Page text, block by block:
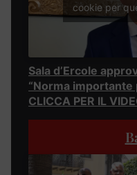
cookie per
Sala d’Ercole
“Norma importante
CLICCA PER IL